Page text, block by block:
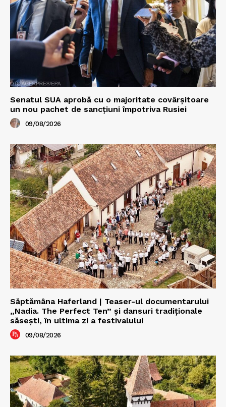
Senatul SUA aprobă cu o majoritate covârșitoare
un nou pachet de sancțiuni împotriva Rusiei
09/08/2026
Săptămâna Haferland | Teaser-ul documentarului
„Nadia. The Perfect Ten” şi dansuri tradiţionale
săseşti, în ultima zi a festivalului
09/08/2026